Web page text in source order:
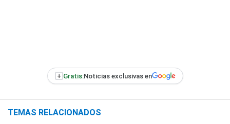
+ Gratis:Noticias exclusivas en
TEMAS RELACIONADOS